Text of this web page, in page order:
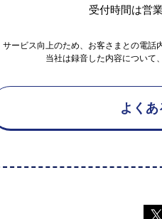
受付時間は営
サービス向上のため、お客さまとの電話
当社は録音した内容について
よく